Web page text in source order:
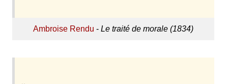
Ambroise Rendu - Le traité de morale (1834)